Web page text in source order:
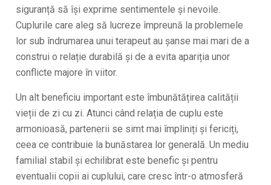
siguranță să își exprime sentimentele și nevoile.
Cuplurile care aleg să lucreze împreună la problemele
lor sub îndrumarea unui terapeut au șanse mai mari de a
construi o relație durabilă și de a evita apariția unor
conflicte majore în viitor.
Un alt beneficiu important este îmbunătățirea calității
vieții de zi cu zi. Atunci când relația de cuplu este
armonioasă, partenerii se simt mai împliniți și fericiți,
ceea ce contribuie la bunăstarea lor generală. Un mediu
familial stabil și echilibrat este benefic și pentru
eventualii copii ai cuplului, care cresc într-o atmosferă